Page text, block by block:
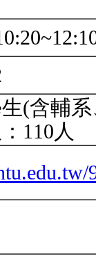
(含輔
110人